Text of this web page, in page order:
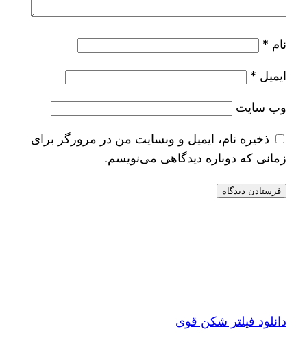
نام *
ایمیل *
وب‌ سایت
ذخیره نام، ایمیل و وبسایت من در مرورگر برای
زمانی که دوباره دیدگاهی می‌نویسم.
دانلود فیلتر شکن قوی